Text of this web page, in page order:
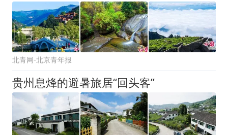
北青网-北京青年报
贵州息烽的避暑旅居“回头客”